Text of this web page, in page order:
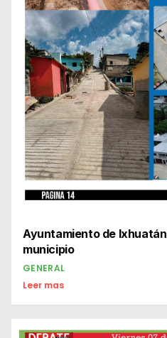
Ayuntamiento de
municipio
GENERAL
Leer mas